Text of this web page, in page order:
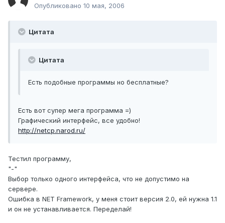
Опубликовано 10 мая, 2006
Цитата
Цитата
Есть подобные программы но бесплатные?
Есть вот супер мега программа =)
Графический интерфейс, все удобно!
http://netcp.narod.ru/
Тестил программу,
"-"
Выбор только одного интерфейса, что не допустимо на
сервере.
Ошибка в NET Framework, у меня стоит версия 2.0, ей нужна 1.1
и он не устанавливается. Переделай!